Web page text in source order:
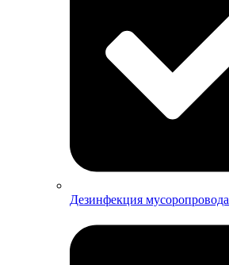
Дезинфекция мусоропровода